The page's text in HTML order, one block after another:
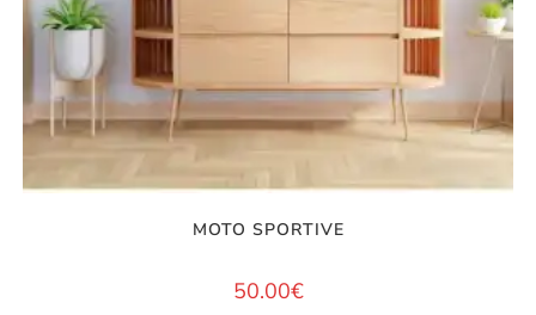
MOTO SPORTIVE
50.00€